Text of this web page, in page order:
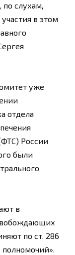
по слухам,
в этом
уже
отдела
России
были
в
по ст. 286